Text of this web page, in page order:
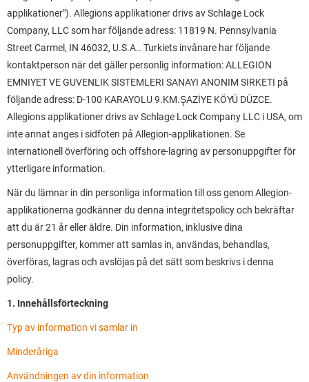
applikationer"). Allegions applikationer drivs av Schlage Lock
Company, LLC som har följande adress: 11819 N. Pennsylvania
Street Carmel, IN 46032, U.S.A.. Turkiets invånare har följande
kontaktperson när det gäller personlig information: ALLEGION
EMNIYET VE GUVENLIK SISTEMLERI SANAYI ANONIM SIRKETI på
följande adress: D-100 KARAYOLU 9.KM.ŞAZİYE KÖYÜ DÜZCE.
Allegions applikationer drivs av Schlage Lock Company LLC i USA, om
inte annat anges i sidfoten på Allegion-applikationen. Se
internationell överföring och offshore-lagring av personuppgifter för
ytterligare information.
När du lämnar in din personliga information till oss genom Allegion-
applikationerna godkänner du denna integritetspolicy och bekräftar
att du är 21 år eller äldre. Din information, inklusive dina
personuppgifter, kommer att samlas in, användas, behandlas,
överföras, lagras och avslöjas på det sätt som beskrivs i denna
policy.
1. Innehållsförteckning
Typ av information vi samlar in
Minderåriga
Användningen av din information